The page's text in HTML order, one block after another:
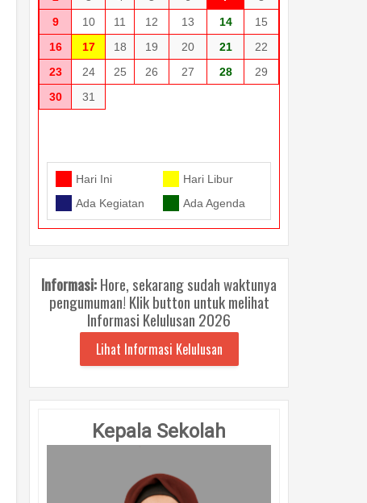
9
10 11 12 13 14
15
16
17 18 19 20 21
22
23
24 25 26 27 28
29
30
31
Hari Ini
Hari Libur
Ada Kegiatan
Ada Agenda
Informasi:Hore, sekarang sudah waktunya
pengumuman! Klik button untuk melihat
Informasi Kelulusan 2026
Lihat Informasi Kelulusan
Kepala Sekolah